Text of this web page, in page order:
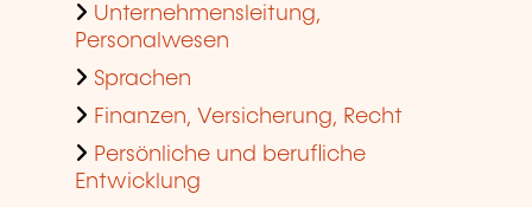
Unternehmensleitung,
Personalwesen
Sprachen
Finanzen, Versicherung, Recht
Persönliche und berufliche
Entwicklung